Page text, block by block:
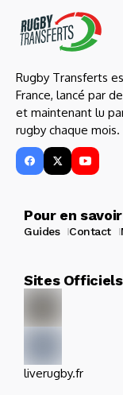
Rugby Transferts
France, lancé par
et maintenant lu
rugby chaque mois.
Pour en
Guides Contact
Sites Officiels
liverugby.fr